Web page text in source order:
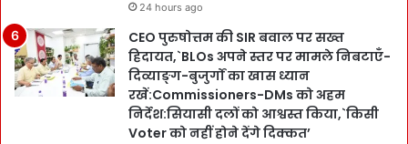
24 hours ago
CEO पुरुषोत्तम की SIR बवाल पर सख्त
हिदायत,`BLOs अपने स्तर पर मामले निबटाएँ-
दिव्याङ्ग-बुजुर्गों का खास ध्यान
रखें:Commissioners-DMs को अहम
निर्देश:सियासी दलों को आश्वस्त किया,`किसी
Voter को नहीं होने देंगे दिक्कत’